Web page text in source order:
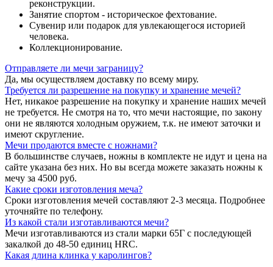
реконструкции.
Занятие спортом - историческое фехтование.
Сувенир или подарок для увлекающегося историей
человека.
Коллекционирование.
Отправляете ли мечи заграницу?
Да, мы осуществляем доставку по всему миру.
Требуется ли разрешение на покупку и хранение мечей?
Нет, никакое разрешение на покупку и хранение наших мечей
не требуется. Не смотря на то, что мечи настоящие, по закону
они не являются холодным оружием, т.к. не имеют заточки и
имеют скругление.
Мечи продаются вместе с ножнами?
В большинстве случаев, ножны в комплекте не идут и цена на
сайте указана без них. Но вы всегда можете заказать ножны к
мечу за 4500 руб.
Какие сроки изготовления меча?
Сроки изготовления мечей составляют 2-3 месяца. Подробнее
уточняйте по телефону.
Из какой стали изготавливаются мечи?
Мечи изготавливаются из стали марки 65Г с последующей
закалкой до 48-50 единиц HRC.
Какая длина клинка у каролингов?